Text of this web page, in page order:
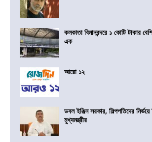
কলকাতা বিমানবন্দরে ১ কোটি টাকার
এক
আরো ১২
ডবল ইঞ্জিন সরকার, শিল্পপতিদের
মুখ্যমন্ত্রীর